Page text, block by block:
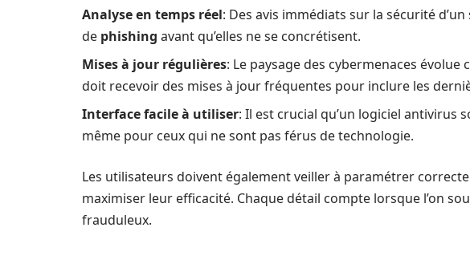
Analyse en temps réel: Des avis immédiats sur la sécurité
de phishing avant qu’elles ne se concrétisent.
Mises à jour régulières: Le paysage des cybermenaces
doit recevoir des mises à jour fréquentes pour inclure les
Interface facile à utiliser: Il est crucial qu’un logiciel antivirus
même pour ceux qui ne sont pas férus de technologie.
Les utilisateurs doivent également veiller à paramétrer
maximiser leur efficacité. Chaque détail compte lorsque l’on
frauduleux.